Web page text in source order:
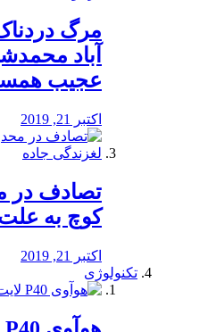
مرگ
آباد
عجیب
اکتبر 21, 2019
تصادف در
کوچ به
اکتبر 21, 2019
تکنولوژی